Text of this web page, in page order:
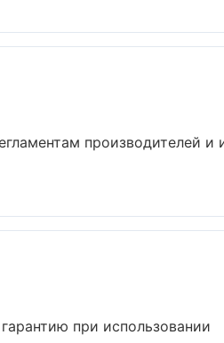
производителей и
при использовании